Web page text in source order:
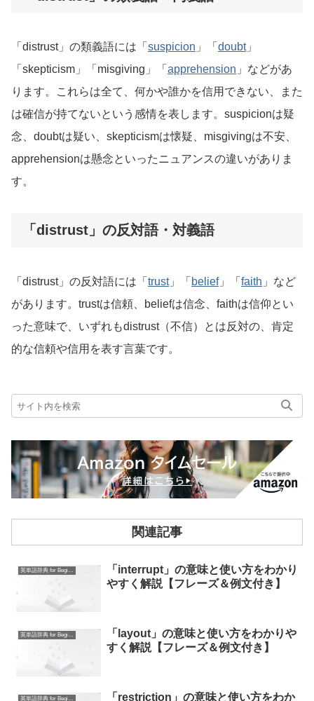
「distrust」の類義語には「 suspicion 」「 doubt」
「skepticism」「misgiving」「 apprehension 」などがあ
ります。これらは全て、何かや誰かを信用できない、また
は確信が持てないという感情を表します。suspicionは疑
念、doubtは疑い、skepticismは懐疑、misgivingは不安、
apprehensionは懸念といったニュアンスの違いがありま
す。
「distrust」の反対語・対義語
「distrust」の反対語には「 trust」「 belief」「 faith 」など
があります。trustは信頼、beliefは信念、faithは信仰とい
った意味で、いずれもdistrust（不信）とは反対の、肯定
的な信頼や信用を表す言葉です。
関連記事
英単語辞典 for Beginners
「interrupt」の意味と使い方をわかり
やすく解説【フレーズ＆例文付き】
英単語辞典 for Beginners
「layout」の意味と使い方をわかりや
すく解説【フレーズ＆例文付き】
英単語辞典 for Beginners
「restriction」の意味と使い方をわか